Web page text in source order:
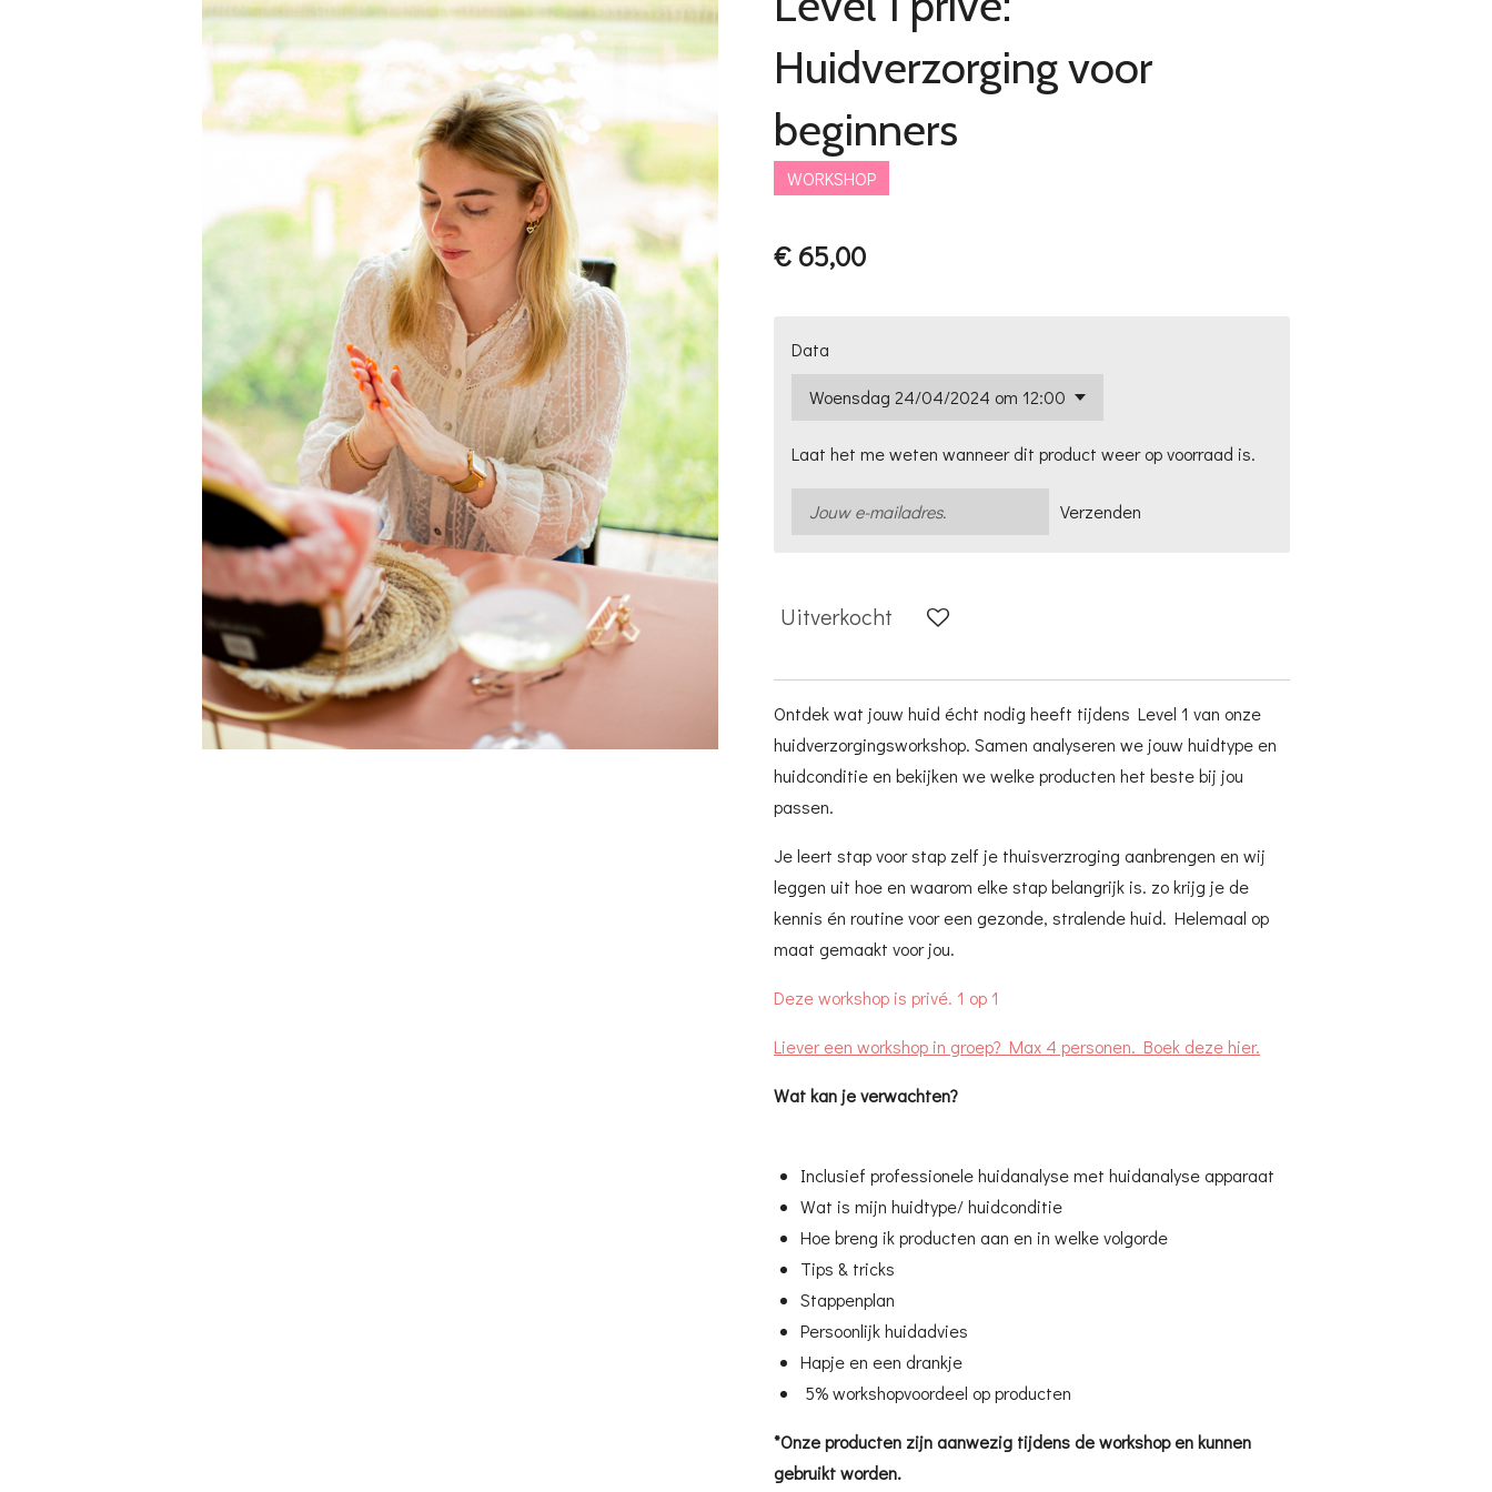
Huidverzorging voor
beginners
WORKSHOP
€ 65,00
Data
Laat het me weten wanneer dit product weer op voorraad is.
Verzenden
Uitverkocht
Ontdek wat jouw huid écht nodig heeft tijdens Level 1 van onze
huidverzorgingsworkshop. Samen analyseren we jouw huidtype en
huidconditie en bekijken we welke producten het beste bij jou
passen.
Je leert stap voor stap zelf je thuisverzroging aanbrengen en wij
leggen uit hoe en waarom elke stap belangrijk is. zo krijg je de
kennis én routine voor een gezonde, stralende huid. Helemaal op
maat gemaakt voor jou.
Deze workshop is privé. 1 op 1
Liever een workshop in groep? Max 4 personen. Boek deze hier.
Wat kan je verwachten?
Inclusief professionele huidanalyse met huidanalyse apparaat
Wat is mijn huidtype/ huidconditie
Hoe breng ik producten aan en in welke volgorde
Tips & tricks
Stappenplan
Persoonlijk huidadvies
Hapje en een drankje
5% workshopvoordeel op producten
*Onze producten zijn aanwezig tijdens de workshop en kunnen
gebruikt worden.